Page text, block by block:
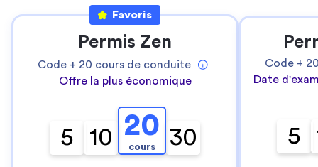
Favoris
Permis Zen
Code + 20 cours de conduite
Offre la plus économique
5 10 20
cours 30
Code +
Date
5